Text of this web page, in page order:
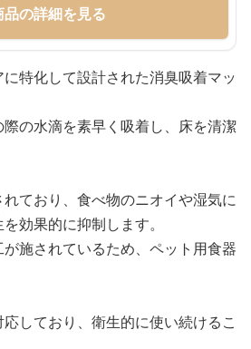
品の詳細を見る
特化して設計された消臭吸着マッ
の水滴を素早く吸着し、床を清潔
ており、食べ物のニオイや湿気に
効果的に抑制します。
施されているため、ペット用食器
しており、衛生的に使い続けるこ